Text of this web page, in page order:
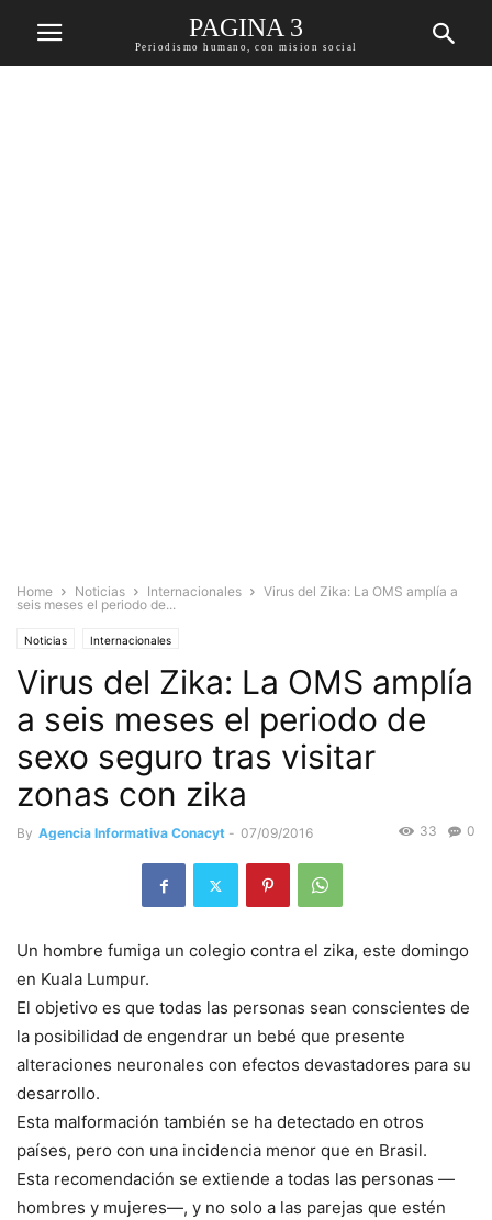
PAGINA 3
Periodismo humano, con mision social
Home Noticias Internacionales
Virus del Zika: La OMS amplía a
seis meses el periodo de...
Noticias Internacionales
Virus del Zika: La OMS amplía
a seis meses el periodo de
sexo seguro tras visitar
zonas con zika
By Agencia Informativa Conacyt - 07/09/2016 0
33
Un hombre fumiga un colegio contra el zika, este domingo
en Kuala Lumpur.
El objetivo es que todas las personas sean conscientes de
la posibilidad de engendrar un bebé que presente
alteraciones neuronales con efectos devastadores para su
desarrollo.
Esta malformación también se ha detectado en otros
países, pero con una incidencia menor que en Brasil.
Esta recomendación se extiende a todas las personas —
hombres y mujeres—, y no solo a las parejas que estén